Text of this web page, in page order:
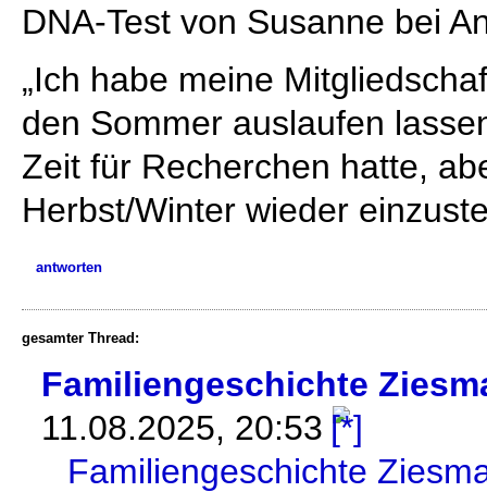
DNA-Test von Susanne bei
„Ich habe meine
den Sommer auslaufen
Zeit für Recherchen hatte,
Herbst/Winter wieder
antworten
gesamter Thread:
Familiengeschichte
11.08.2025, 20:53
Familiengeschichte